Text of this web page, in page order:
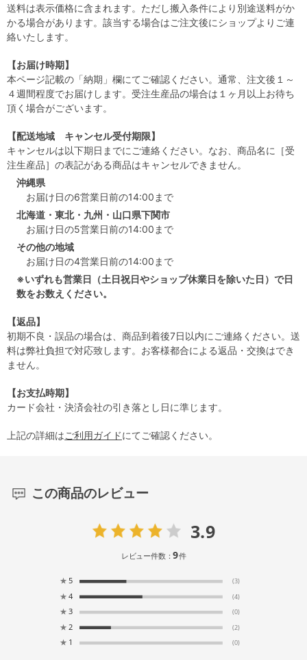
送料は表示価格に含まれます。ただし搬入条件により別途送料がか
かる場合があります。該当する場合はご注文後にショップよりご連
絡いたします。
【お届け時期】
本ページ記載の「納期」欄にてご確認ください。通常、注文後１～
４週間程度でお届けします。受注生産品の場合は１ヶ月以上お待ち
頂く場合がございます。
【配送地域 キャンセル受付期限】
キャンセルは以下期日までにご連絡ください。なお、商品名に［受
注生産品］の表記がある商品はキャンセルできません。
沖縄県
お届け日の6営業日前の14:00まで
北海道・東北・九州・山口県下関市
お届け日の5営業日前の14:00まで
その他の地域
お届け日の4営業日前の14:00まで
※いずれも営業日（土日祝日やショップ休業日を除いた日）で日
数をお数えください。
【返品】
初期不良・誤品の場合は、商品到着後7日以内にご連絡ください。送
料は弊社負担で対応致します。お客様都合による返品・交換はでき
ません。
【お支払時期】
カード会社・決済会社の引き落とし日に準じます。
上記の詳細はご利用ガイドにてご確認ください。
この商品のレビュー
3.9
レビュー件数：9件
★ 5 (3)
★ 4 (4)
★ 3 (0)
★ 2 (2)
★ 1 (0)